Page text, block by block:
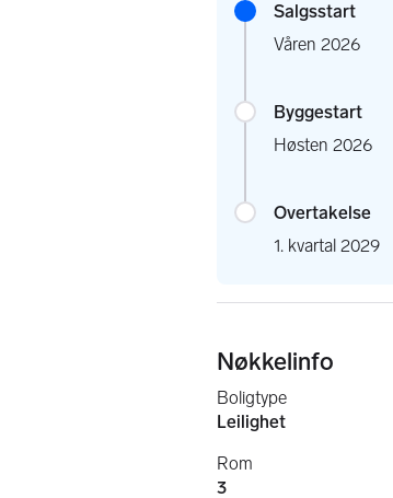
Salgsstart
Våren 2026
Byggestart
Høsten 2026
Overtakelse
1. kvartal 2029
Nøkkelinfo
Boligtype
Leilighet
Rom
3